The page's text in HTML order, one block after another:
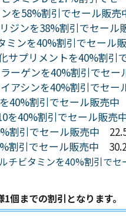
を58%割引でセール販売
ジンを38%割引でセール
ンを40%割引でセール
プリメントを40%割引
ーゲンを40%割引でセー
アシンを40%割引でセー
40%割引でセール販売中
を40%割引でセール販売
割引でセール販売中
割引でセール販売中
チビタミンを40%割引でセ
までの割引となります。